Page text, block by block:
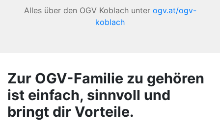
Alles über den OGV Koblach unter ogv.at/ogv-
koblach
Zur OGV-Familie zu gehören
ist einfach, sinnvoll und
bringt dir Vorteile.